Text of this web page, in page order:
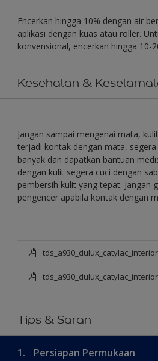
Encerkan hingga 10% dengan air
aplikasi dengan kuas atau roller.
konvensional, encerkan hingga 10-
Kesehatan &
Jangan sampai mengenai mata,
terjadi kontak dengan mata,
banyak dan dapatkan bantuan
dengan kulit segera cuci dengan
pembersih kulit yang tepat. Jangan
pengencer apabila kontak dengan
Tips & Saran
1. Persiapan Permukaan